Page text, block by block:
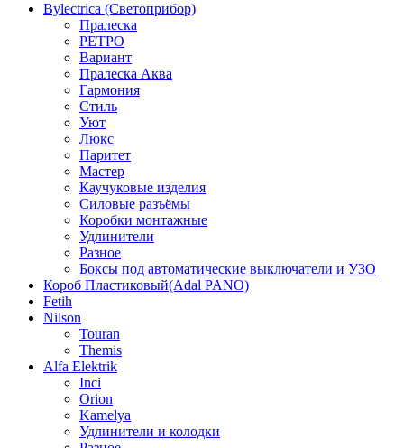
Bylectrica (Светоприбор)
Пралеска
РЕТРО
Вариант
Пралеска Аква
Гармония
Стиль
Уют
Люкс
Паритет
Мастер
Каучуковые изделия
Силовые разъёмы
Коробки монтажные
Удлинители
Разное
Боксы под автоматические выключатели и УЗО
Короб Пластиковый(Adal PANO)
Fetih
Nilson
Touran
Themis
Alfa Elektrik
Inci
Orion
Kamelya
Удлинители и колодки